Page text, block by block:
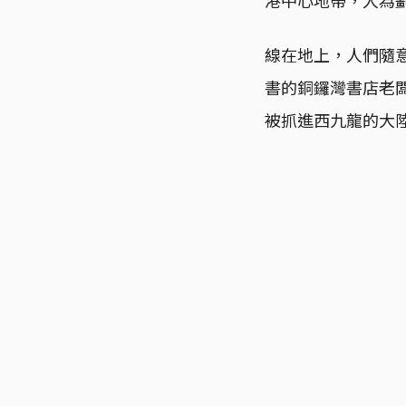
線在地上，人們隨
書的銅鑼灣書店老
被抓進西九龍的大